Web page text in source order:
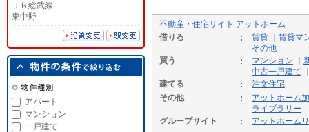
不動産・住宅サイト アットホーム
借りる
賃貸
賃貸マ
その他
買う
マンション
中古一戸建て
建てる
注文住宅
その他
アットホーム
ライブラリー
グループサイト
アットホーム
ＪＲ総武線
東中野
アパート
マンション
一戸建て